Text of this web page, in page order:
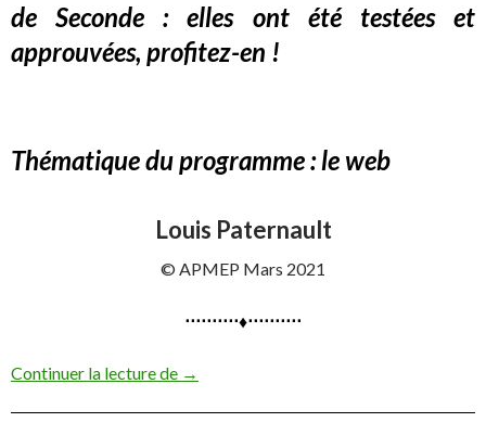
de Seconde : elles ont été testées et
approuvées, profitez-en !
Thématique du programme : le web
Louis Paternault
© APMEP Mars 2021
⋅⋅⋅⋅⋅⋅⋅⋅⋅⋅♦⋅⋅⋅⋅⋅⋅⋅⋅⋅⋅
Continuer la lecture de Activité SNT : Un peu de droit d’auteur
→